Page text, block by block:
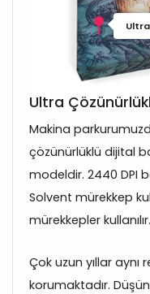
Ultra
Makina
çözünürlüklü dijital
modeldir. 2440 DPI
Solvent mürekkep
mürekkepler kullanılır.
Çok uzun yıllar aynı
korumaktadır.